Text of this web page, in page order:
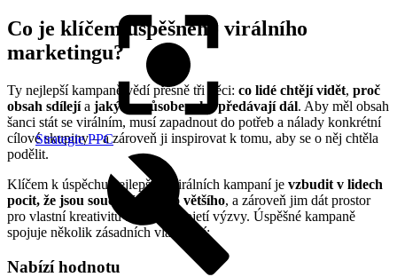
Strategie PPC
Co je klíčem úspěšného virálního
marketingu?
Ty nejlepší kampaně vědí přesně tři věci: co lidé chtějí vidět, proč
obsah sdílejía jakým způsobem ho předávají dál. Aby měl obsah
šanci stát se virálním, musí zapadnout do potřeb a nálady konkrétní
cílové skupiny – a zároveň ji inspirovat k tomu, aby se o něj chtěla
podělit.
Klíčem k úspěchu nejlepších virálních kampaní je vzbudit v lidech
pocit, že jsou součástí něčeho většího, a zároveň jim dát prostor
pro vlastní kreativitu a osobité pojetí výzvy. Úspěšné kampaně
spojuje několik zásadních vlastností:
Nabízí hodnotu